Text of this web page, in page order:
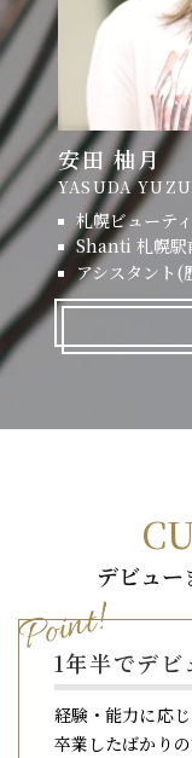
安田 柚月
YASUDA
札幌ビューテ
Shanti 札幌駅
アシスタント(
デビュー
Point!
1年半でデビ
経験・能力に応
卒業したばかり